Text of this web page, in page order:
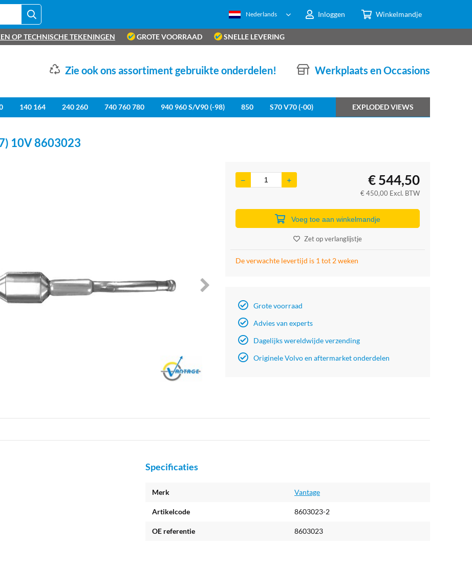
Inloggen Winkelmandje
Nederlands
OP TECHNISCHE TEKENINGEN GROTE VOORRAAD SNELLE LEVERING
Werkplaats en Occasions
Zie ook ons assortiment gebruikte onderdelen!
140 164 240 260 740 760 780 940 960 S/V90 (-98) 850 S70 V70 (-00) EXPLODED VIEWS
10V 8603023
Brand
€544,50
€450,00 Excl. BTW
Voeg toe aan winkelmandje
Zet op verlanglijstje
De verwachte levertijd is 1 tot 2 weken
Grote voorraad
Advies van experts
Dagelijks wereldwijde verzending
Originele Volvo en aftermarket onderdelen
Specificaties
Merk Vantage
Artikelcode 8603023-2
OE referentie 8603023